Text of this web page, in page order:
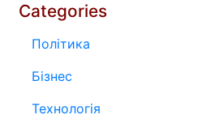
Categories
Політика
Бізнес
Технологія